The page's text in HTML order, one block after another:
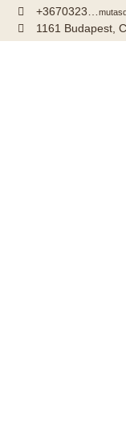
+3670323…
1161 Budapest,